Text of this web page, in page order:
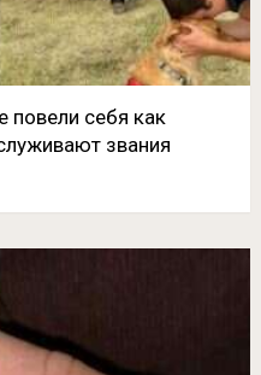
повели себя как
звания